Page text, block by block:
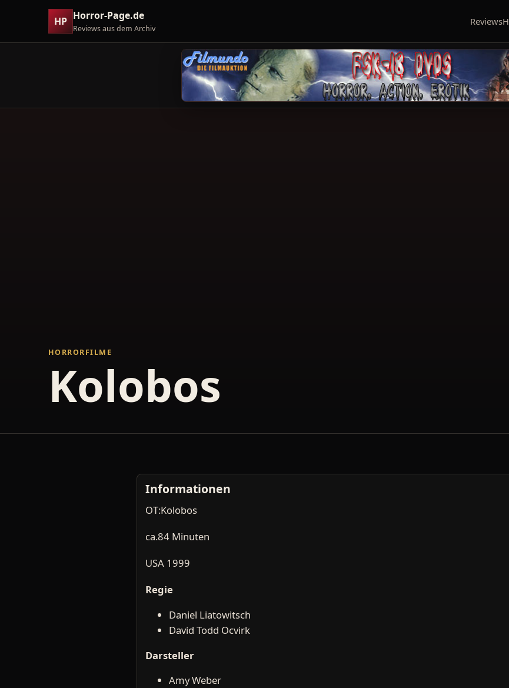
HP Horror-Page.de
Reviews aus dem Archiv
Reviews
HORRORFILME
Kolobos
Informationen
OT:Kolobos
ca.84 Minuten
USA 1999
Regie
Daniel Liatowitsch
David Todd Ocvirk
Darsteller
Amy Weber